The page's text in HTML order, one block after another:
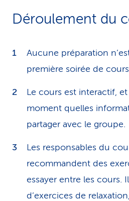
Déroulement du
Aucune préparation
première soirée de
Le cours est interactif,
moment quelles
partager avec le groupe.
Les responsables du
recommandent des
essayer entre les cours.
d’exercices de